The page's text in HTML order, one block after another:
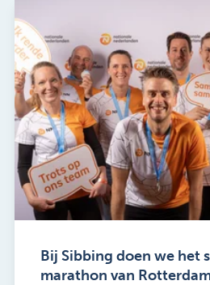
Bij Sibbing doen we het
marathon van